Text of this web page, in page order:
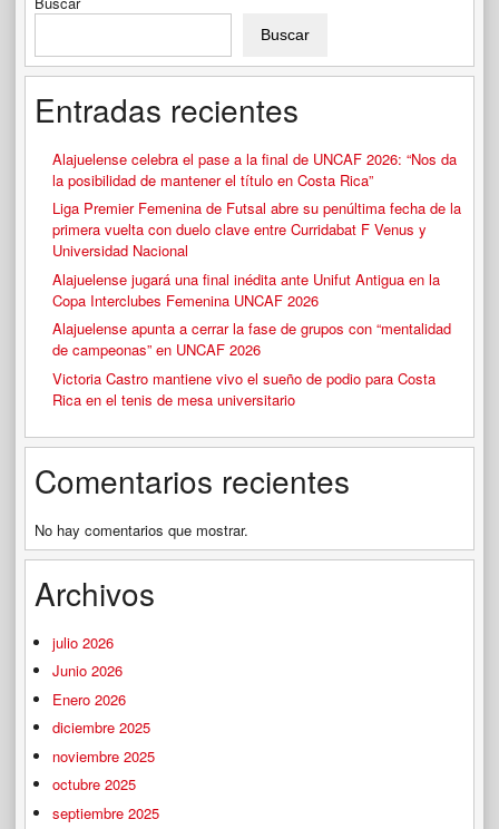
Buscar
Entradas recientes
Alajuelense celebra el pase a la final de UNCAF 2026: “Nos da
la posibilidad de mantener el título en Costa Rica”
Liga Premier Femenina de Futsal abre su penúltima fecha de la
primera vuelta con duelo clave entre Curridabat F Venus y
Universidad Nacional
Alajuelense jugará una final inédita ante Unifut Antigua en la
Copa Interclubes Femenina UNCAF 2026
Alajuelense apunta a cerrar la fase de grupos con “mentalidad
de campeonas” en UNCAF 2026
Victoria Castro mantiene vivo el sueño de podio para Costa
Rica en el tenis de mesa universitario
Comentarios recientes
No hay comentarios que mostrar.
Archivos
julio 2026
Junio 2026
Enero 2026
diciembre 2025
noviembre 2025
octubre 2025
septiembre 2025